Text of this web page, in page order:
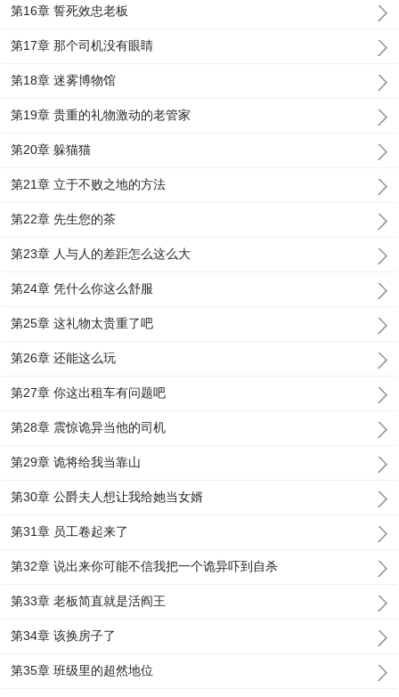
第16章 誓死效忠老板
第17章 那个司机没有眼睛
第18章 迷雾博物馆
第19章 贵重的礼物激动的老管家
第20章 躲猫猫
第21章 立于不败之地的方法
第22章 先生您的茶
第23章 人与人的差距怎么这么大
第24章 凭什么你这么舒服
第25章 这礼物太贵重了吧
第26章 还能这么玩
第27章 你这出租车有问题吧
第28章 震惊诡异当他的司机
第29章 诡将给我当靠山
第30章 公爵夫人想让我给她当女婿
第31章 员工卷起来了
第32章 说出来你可能不信我把一个诡异吓到自杀
第33章 老板简直就是活阎王
第34章 该换房子了
第35章 班级里的超然地位